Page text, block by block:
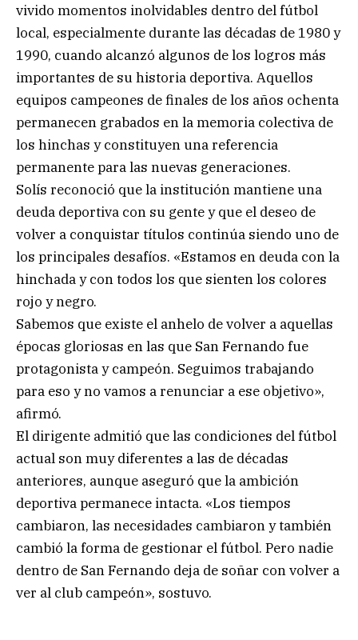
vivido momentos inolvidables dentro del fútbol
local, especialmente durante las décadas de 1980 y
1990, cuando alcanzó algunos de los logros más
importantes de su historia deportiva. Aquellos
equipos campeones de finales de los años ochenta
permanecen grabados en la memoria colectiva de
los hinchas y constituyen una referencia
permanente para las nuevas generaciones.
Solís reconoció que la institución mantiene una
deuda deportiva con su gente y que el deseo de
volver a conquistar títulos continúa siendo uno de
los principales desafíos. «Estamos en deuda con la
hinchada y con todos los que sienten los colores
rojo y negro.
Sabemos que existe el anhelo de volver a aquellas
épocas gloriosas en las que San Fernando fue
protagonista y campeón. Seguimos trabajando
para eso y no vamos a renunciar a ese objetivo»,
afirmó.
El dirigente admitió que las condiciones del fútbol
actual son muy diferentes a las de décadas
anteriores, aunque aseguró que la ambición
deportiva permanece intacta. «Los tiempos
cambiaron, las necesidades cambiaron y también
cambió la forma de gestionar el fútbol. Pero nadie
dentro de San Fernando deja de soñar con volver a
ver al club campeón», sostuvo.